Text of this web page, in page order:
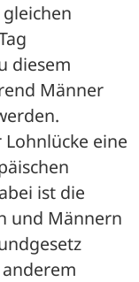
diesem
Männer
eine
ist die
und Männern